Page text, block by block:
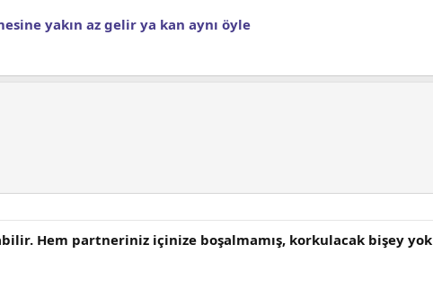
yakın az gelir ya kan aynı öyle
Hem partneriniz içinize boşalmamış, korkulacak bişey yok